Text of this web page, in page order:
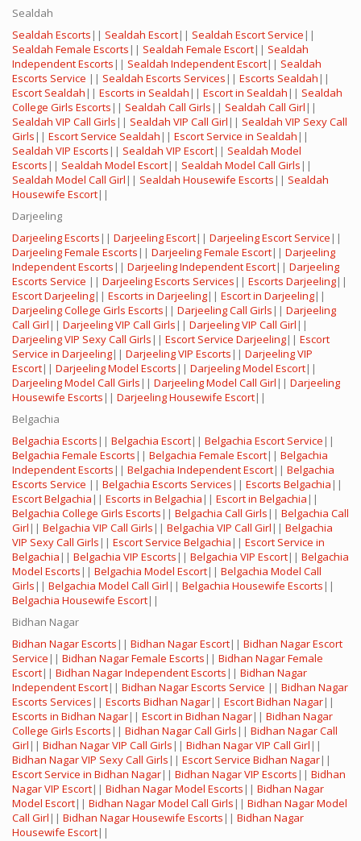
Sealdah
Sealdah Escorts || Sealdah Escort|| Sealdah Escort Service ||
Sealdah Female Escorts || Sealdah Female Escort|| Sealdah
Independent Escorts || Sealdah Independent Escort|| Sealdah
Escorts Service || Sealdah Escorts Services || Escorts Sealdah ||
Escort Sealdah || Escorts in Sealdah || Escort in Sealdah || Sealdah
College Girls Escorts || Sealdah Call Girls || Sealdah Call Girl ||
Sealdah VIP Call Girls || Sealdah VIP Call Girl || Sealdah VIP Sexy Call
Girls || Escort Service Sealdah || Escort Service in Sealdah ||
Sealdah VIP Escorts || Sealdah VIP Escort|| Sealdah Model
Escorts || Sealdah Model Escort|| Sealdah Model Call Girls ||
Sealdah Model Call Girl || Sealdah Housewife Escorts || Sealdah
Housewife Escort||
Darjeeling
Darjeeling Escorts || Darjeeling Escort|| Darjeeling Escort Service ||
Darjeeling Female Escorts || Darjeeling Female Escort|| Darjeeling
Independent Escorts || Darjeeling Independent Escort|| Darjeeling
Escorts Service || Darjeeling Escorts Services || Escorts Darjeeling||
Escort Darjeeling|| Escorts in Darjeeling|| Escort in Darjeeling||
Darjeeling College Girls Escorts || Darjeeling Call Girls || Darjeeling
Call Girl || Darjeeling VIP Call Girls || Darjeeling VIP Call Girl ||
Darjeeling VIP Sexy Call Girls || Escort Service Darjeeling|| Escort
Service in Darjeeling|| Darjeeling VIP Escorts || Darjeeling VIP
Escort|| Darjeeling Model Escorts || Darjeeling Model Escort||
Darjeeling Model Call Girls || Darjeeling Model Call Girl || Darjeeling
Housewife Escorts || Darjeeling Housewife Escort||
Belgachia
Belgachia Escorts || Belgachia Escort|| Belgachia Escort Service ||
Belgachia Female Escorts || Belgachia Female Escort|| Belgachia
Independent Escorts || Belgachia Independent Escort|| Belgachia
Escorts Service || Belgachia Escorts Services || Escorts Belgachia ||
Escort Belgachia || Escorts in Belgachia || Escort in Belgachia ||
Belgachia College Girls Escorts || Belgachia Call Girls || Belgachia Call
Girl || Belgachia VIP Call Girls || Belgachia VIP Call Girl || Belgachia
VIP Sexy Call Girls || Escort Service Belgachia || Escort Service in
Belgachia || Belgachia VIP Escorts || Belgachia VIP Escort|| Belgachia
Model Escorts || Belgachia Model Escort|| Belgachia Model Call
Girls || Belgachia Model Call Girl || Belgachia Housewife Escorts ||
Belgachia Housewife Escort||
Bidhan Nagar
Bidhan Nagar Escorts || Bidhan Nagar Escort|| Bidhan Nagar Escort
Service || Bidhan Nagar Female Escorts || Bidhan Nagar Female
Escort|| Bidhan Nagar Independent Escorts || Bidhan Nagar
Independent Escort|| Bidhan Nagar Escorts Service || Bidhan Nagar
Escorts Services || Escorts Bidhan Nagar|| Escort Bidhan Nagar||
Escorts in Bidhan Nagar|| Escort in Bidhan Nagar|| Bidhan Nagar
College Girls Escorts || Bidhan Nagar Call Girls || Bidhan Nagar Call
Girl || Bidhan Nagar VIP Call Girls || Bidhan Nagar VIP Call Girl ||
Bidhan Nagar VIP Sexy Call Girls || Escort Service Bidhan Nagar||
Escort Service in Bidhan Nagar|| Bidhan Nagar VIP Escorts || Bidhan
Nagar VIP Escort|| Bidhan Nagar Model Escorts || Bidhan Nagar
Model Escort|| Bidhan Nagar Model Call Girls || Bidhan Nagar Model
Call Girl || Bidhan Nagar Housewife Escorts || Bidhan Nagar
Housewife Escort||